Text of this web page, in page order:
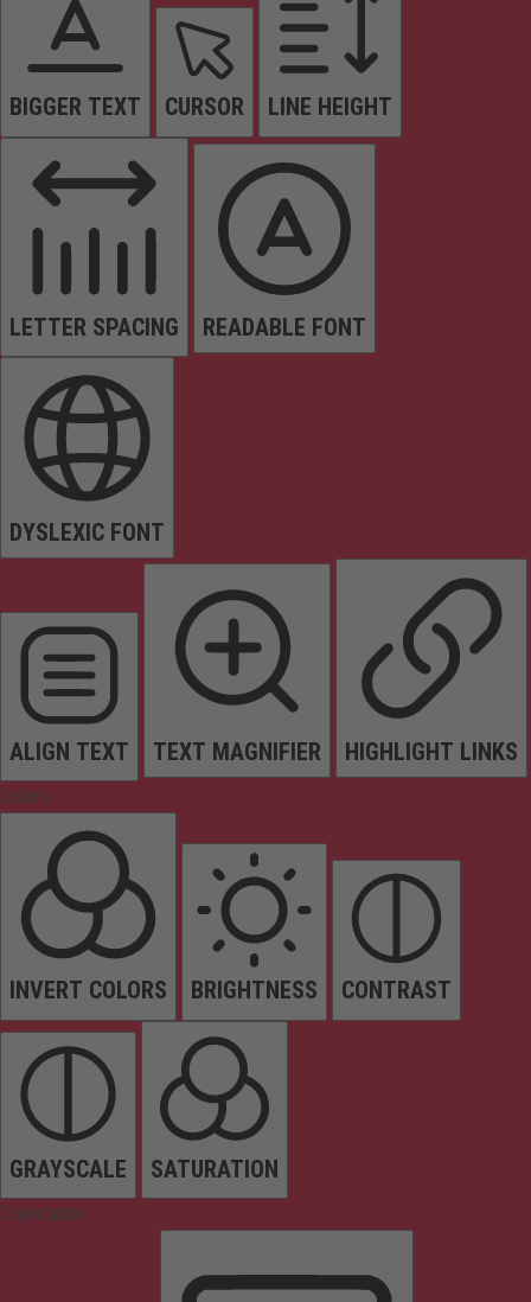
BIGGER TEXT CURSOR LINE HEIGHT
LETTER SPACING READABLE FONT
DYSLEXIC FONT
ALIGN TEXT TEXT MAGNIFIER HIGHLIGHT LINKS
Colors
INVERT COLORS BRIGHTNESS CONTRAST
GRAYSCALE SATURATION
Orientation